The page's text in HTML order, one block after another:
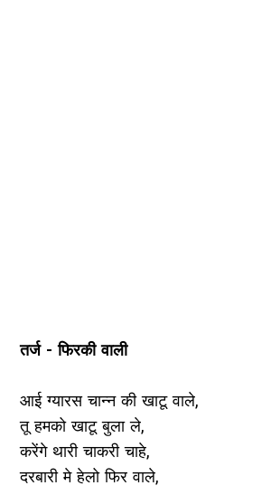
तर्ज - फिरकी वाली
आई ग्यारस चान्न की खाटू वाले,
तू हमको खाटू बुला ले,
करेंगे थारी चाकरी चाहे,
दरबारी मे हेलो फिर वाले,